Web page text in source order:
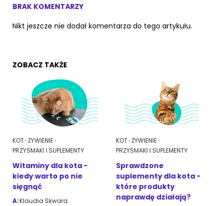
BRAK KOMENTARZY
Nikt jeszcze nie dodał komentarza do tego artykułu.
ZOBACZ TAKŻE
KOT ŻYWIENIE
PRZYSMAKI I SUPLEMENTY
Witaminy dla kota -
kiedy warto po nie
sięgnąć
A:Klaudia Skwara
KOT ŻYWIENIE
PRZYSMAKI I SUPLEMENTY
Sprawdzone
suplementy dla kota -
które produkty
naprawdę działają?